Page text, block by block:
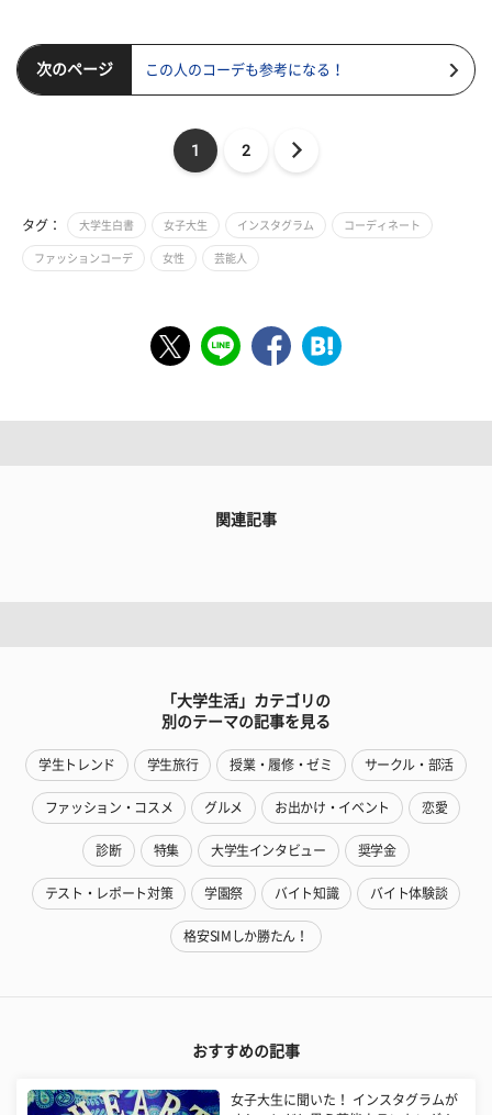
次のページ この人のコーデも参考になる！
1 2
タグ： 大学生白書 女子大生 インスタグラム コーディネート
ファッションコーデ 女性 芸能人
関連記事
「大学生活」カテゴリの
別のテーマの記事を見る
学生トレンド 学生旅行 授業・履修・ゼミ サークル・部活
ファッション・コスメ グルメ お出かけ・イベント 恋愛
診断 特集 大学生インタビュー 奨学金
テスト・レポート対策 学園祭 バイト知識 バイト体験談
格安SIMしか勝たん！
おすすめの記事
女子大生に聞いた！ インスタグラムが